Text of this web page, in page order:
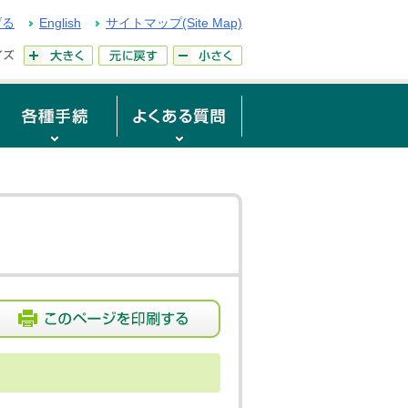
English サイトマップ(Site Map)